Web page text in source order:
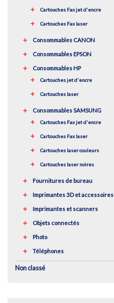
Cartouches Fax jet d'encre
Cartouches Fax laser
Consommables CANON
Consommables EPSON
Consommables HP
Cartouches jet d'encre
Cartouches laser
Consommables SAMSUNG
Cartouches Fax jet d'encre
Cartouches Fax laser
Cartouches laser couleurs
Cartouches laser noires
Fournitures de bureau
Imprimantes 3D et accessoires
Imprimantes et scanners
Objets connectés
Photo
Téléphones
Non classé